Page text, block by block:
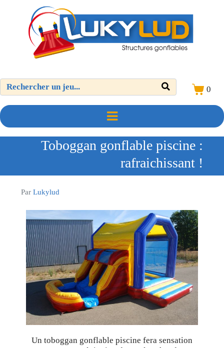
0
Toboggan gonflable piscine :
rafraichissant !
ParLukylud
Un toboggan gonflable piscine fera sensation